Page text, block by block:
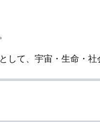
て、宇宙・生命・社